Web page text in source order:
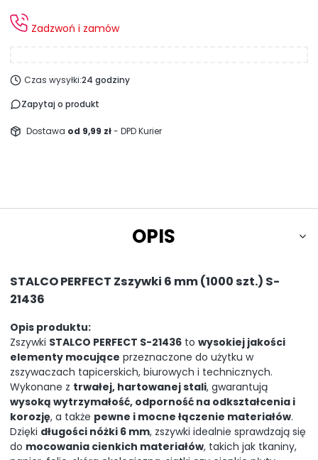
Zadzwoń i zamów
Czas wysyłki:24 godziny
Zapytaj o produkt
Dostawa od 9,99 zł- DPD Kurier
OPIS
STALCO PERFECT Zszywki 6 mm (1000 szt.) S-
21436
Opis produktu:
Zszywki STALCO PERFECT S-21436 to wysokiej jakości
elementy mocujące przeznaczone do użytku w
zszywaczach tapicerskich, biurowych i technicznych.
Wykonane z trwałej, hartowanej stali, gwarantują
wysoką wytrzymałość, odporność na odkształcenia i
korozję, a także pewne i mocne łączenie materiałów.
Dzięki długości nóżki 6 mm, zszywki idealnie sprawdzają się
do mocowania cienkich materiałów, takich jak tkaniny,